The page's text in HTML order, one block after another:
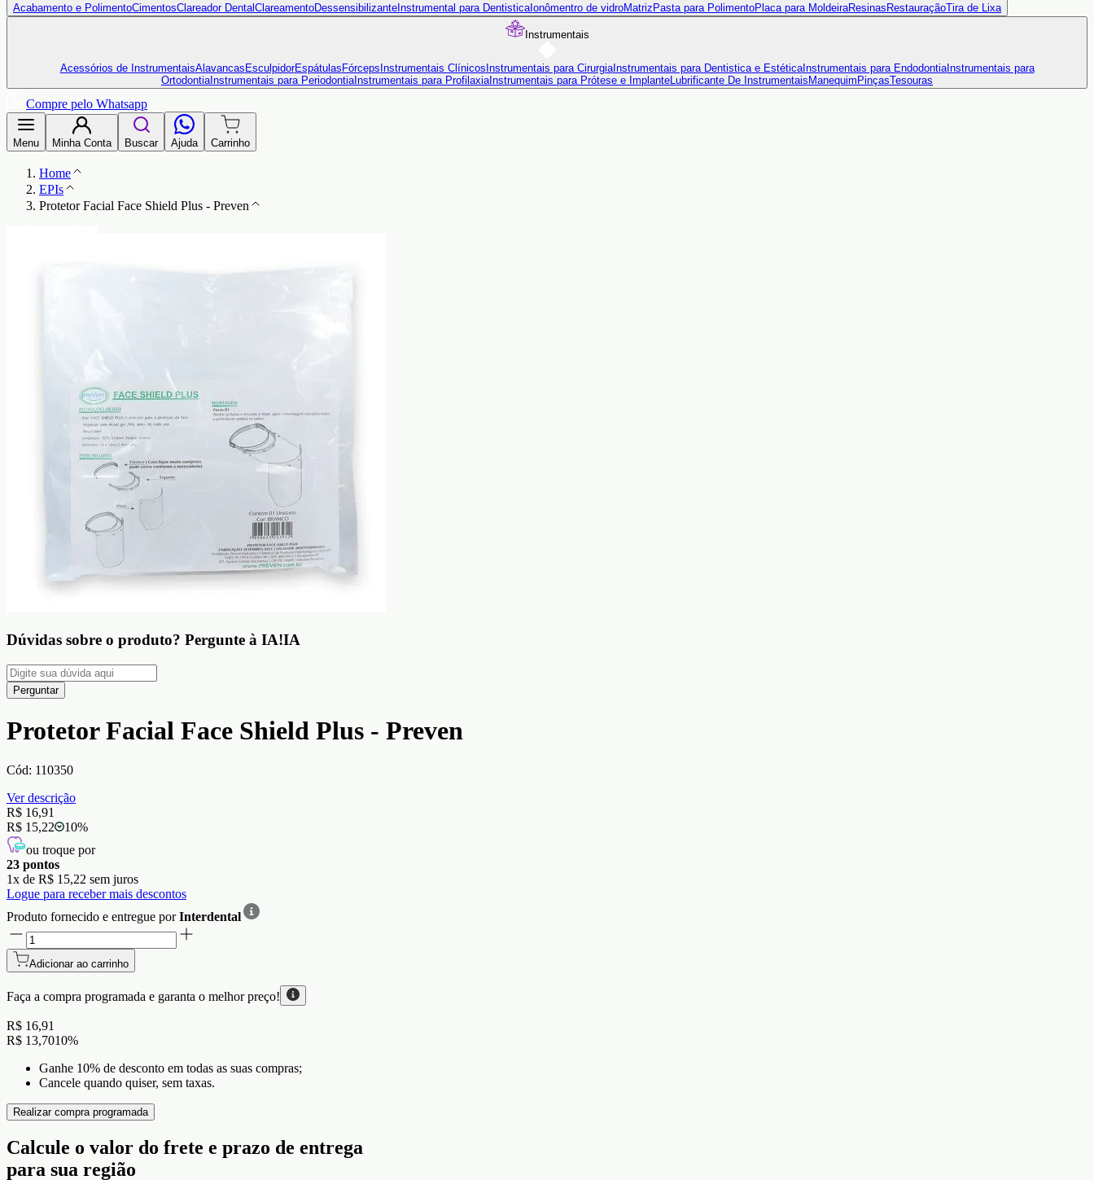
Acabamento e PolimentoCimentosClareador DentalClareamentoDessensibilizante Instrumental para DentisticaIonômentro de vidroMatriz Pasta para PolimentoPlaca para MoldeiraResinas RestauraçãoTira de Lixa
Instrumentais
Acessórios de InstrumentaisAlavancas EsculpidorEspátulas Fórceps Instrumentais Clínicos Instrumentais para CirurgiaInstrumentais para Dentistica e EstéticaInstrumentais para EndodontiaInstrumentais para
OrtodontiaInstrumentais para PeriodontiaInstrumentais para ProfilaxiaInstrumentais para Prótese e ImplanteLubrificante De Instrumentais Manequim PinçasTesouras
Compre pelo Whatsapp
Menu Minha Conta Buscar Ajuda Carrinho
Home
EPIs
Protetor Facial Face Shield Plus - Preven
Dúvidas sobre o produto? Pergunte à IA!IA
Perguntar
Protetor Facial Face Shield Plus - Preven
Cód: 110350
Ver descrição
R$ 16,91
R$ 15,22
10%
ou troque por
23 pontos
1x de R$ 15,22 sem juros
Logue para receber mais descontos
Produto fornecido e entregue porInterdental
Adicionar ao carrinho
Faça a compra programada e garanta o melhor preço!
R$ 16,91
R$ 13,7010%
Ganhe 10% de desconto em todas as suas compras;
Cancele quando quiser, sem taxas.
Realizar compra programada
Calcule o valor do frete e prazo de entrega
para sua região